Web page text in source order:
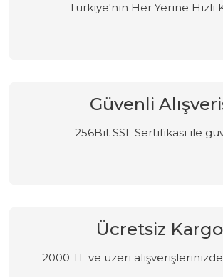
Türkiye'nin Her Yerine Hızlı
Güvenli
256Bit SSL Sertifikası ile
Ücretsiz Kargo
2000 TL ve üzeri